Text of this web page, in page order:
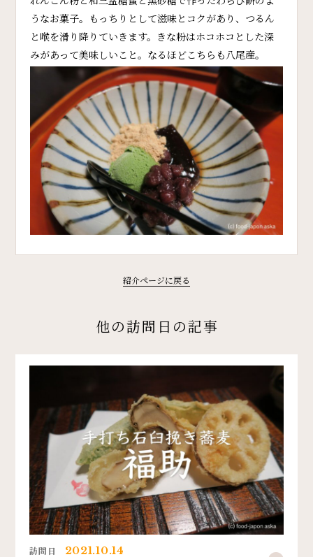
うなお菓子。もっちりとして滋味とコクがあり、つるん
と喉を滑り降りていきます。きな粉はホコホコとした深
みがあって美味しいこと。なるほどこちらも八尾産。
紹介ページに戻る
他の訪問日の記事
訪問日 2021.10.14